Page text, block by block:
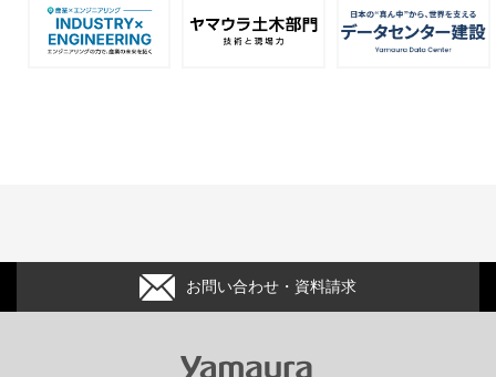
お問い合わせ・資料請求